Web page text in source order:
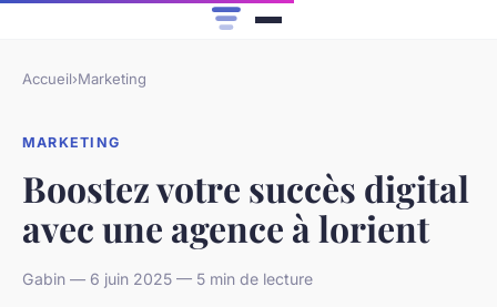
Accueil›Marketing
MARKETING
Boostez votre succès digital
avec une agence à lorient
Gabin — 6 juin 2025 — 5 min de lecture